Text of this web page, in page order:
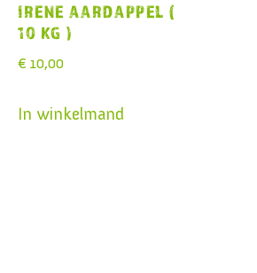
IRENE AARDAPPEL (
10 KG )
€ 10,00
In winkelmand